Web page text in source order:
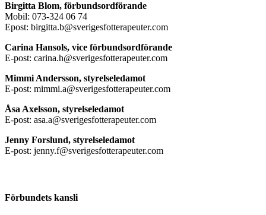
Birgitta Blom, förbundsordförande
Mobil: 073-324 06 74
Epost: birgitta.b@sverigesfotterapeuter.com
Carina Hansols, vice förbundsordförande
E-post: carina.h@sverigesfotterapeuter.com
Mimmi Andersson, styrelseledamot
E-post: mimmi.a@sverigesfotterapeuter.com
Åsa Axelsson, styrelseledamot
E-post: asa.a@sverigesfotterapeuter.com
Jenny Forslund, styrelseledamot
E-post: jenny.f@sverigesfotterapeuter.com
Förbundets kansli